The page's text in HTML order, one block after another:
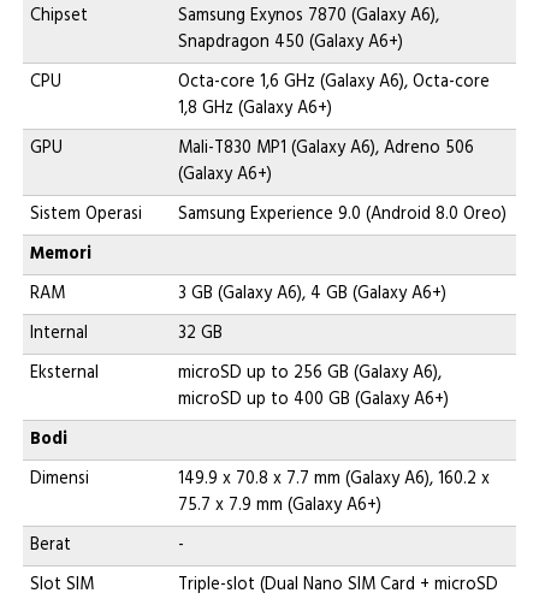
Chipset
Samsung Exynos 7870 (Galaxy A6),
Snapdragon 450 (Galaxy A6+)
CPU
Octa-core 1,6 GHz (Galaxy A6), Octa-core
1,8 GHz (Galaxy A6+)
GPU
Mali-T830 MP1 (Galaxy A6), Adreno 506
(Galaxy A6+)
Sistem Operasi
Samsung Experience 9.0 (Android 8.0 Oreo)
Memori
RAM
3 GB (Galaxy A6), 4 GB (Galaxy A6+)
Internal
32 GB
Eksternal
microSD up to 256 GB (Galaxy A6),
microSD up to 400 GB (Galaxy A6+)
Bodi
Dimensi
149.9 x 70.8 x 7.7 mm (Galaxy A6), 160.2 x
75.7 x 7.9 mm (Galaxy A6+)
Berat
-
Slot SIM
Triple-slot (Dual Nano SIM Card + microSD